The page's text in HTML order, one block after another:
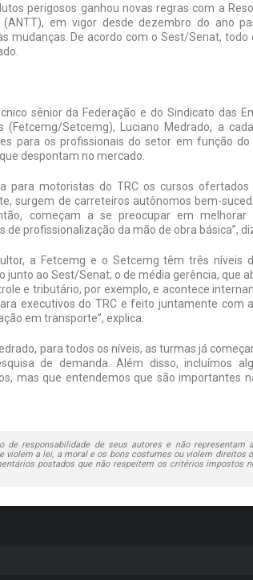
perigosos ganhou novas regras com a
(ANTT), em vigor desde dezembro do ano
mudanças. De acordo com o Sest/Senat,
sênior da Federação e do Sindicato das
(Fetcemg/Setcemg), Luciano Medrado, a
para os profissionais do setor em função
despontam no mercado.
para motoristas do TRC os cursos
surgem de carreteiros autônomos bem-
começam a se preocupar em
de profissionalização da mão de obra básica”,
a Fetcemg e o Setcemg têm três níveis
junto ao Sest/Senat; o de média gerência, que
e tributário, por exemplo, e acontece
executivos do TRC e feito juntamente com
em transporte”, explica.
para todos os níveis, as turmas já
de demanda. Além disso, incluímos
mas que entendemos que são importantes
de responsabilidade de seus autores e não representam
violem a lei, a moral e os bons costumes ou violem direitos
postados que não respeitem os critérios impostos